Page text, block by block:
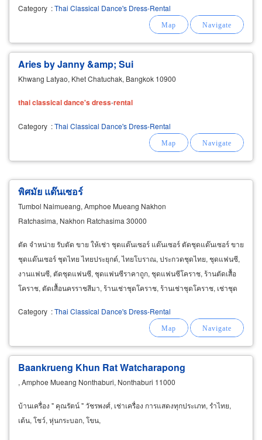
Category :Thai Classical Dance's Dress-Rental
Aries by Janny &amp; Sui
Khwang Latyao, Khet Chatuchak, Bangkok 10900
thaiclassicaldance'sdress-rental
Category :Thai Classical Dance's Dress-Rental
พิศมัย แด๊นเซอร์
Tumbol Naimueang, Amphoe Mueang Nakhon
Ratchasima, Nakhon Ratchasima 30000
ตัด จำหน่าย รับตัด ขาย ให้เช่า ชุดแด๊นเซอร์ แด๊นเซอร์ ตัดชุดแด๊นเซอร์ ขาย
ชุดแด๊นเซอร์ ชุดไทย ไทยประยุกต์, ไทยโบราณ, ประกวดชุดไทย, ชุดแฟนซี,
งานแฟนซี, ตัดชุดแฟนซี, ชุดแฟนซีราคาถูก, ชุดแฟนซีโคราช, ร้านตัดเสื้อ
โคราช, ตัดเสื้อนครราชสีมา, ร้านเช่าชุดโคราช, ร้านเช่าชุดโคราช, เช่าชุด
Category :Thai Classical Dance's Dress-Rental
Baankrueng Khun Rat Watcharapong
, Amphoe Mueang Nonthaburi, Nonthaburi 11000
บ้านเครื่อง " คุณรัตน์ " วัชรพงศ์, เช่าเครื่อง การแสดงทุกประเภท, รำไทย,
เต้น, โชว์, หุ่นกระบอก, โขน,